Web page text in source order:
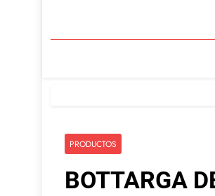
PRODUCTOS
BOTTARGA